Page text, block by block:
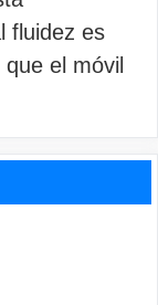
fluidez es
el móvil